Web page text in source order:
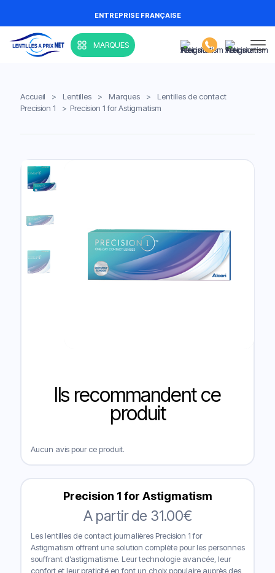
ENTREPRISE FRANÇAISE
MARQUES
Accueil > Lentilles > Marques >
Lentilles de contact
Precision 1
> Precision 1 for Astigmatism
Ils recommandent ce
produit
Aucun avis pour ce produit.
Precision 1 for Astigmatism
A partir de 31.00€
Les lentilles de contact journalières Precision 1 for
Astigmatism offrent une solution complète pour les personnes
souffrant d’astigmatisme. Leur technologie avancée, leur
confort et leur praticité en font un choix populaire auprès des